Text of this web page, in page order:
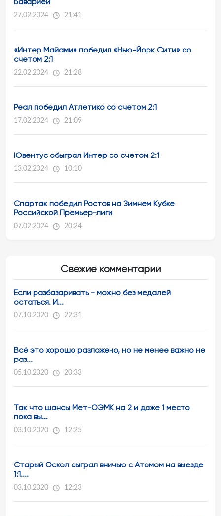
27.02.2024 21:41
«Интер Майами» победил «Нью-Йорк Сити» со
счетом 2:1
22.02.2024 21:28
Реал победил Атлетико со счетом 2:1
17.02.2024 21:09
Ювентус обыграл Интер со счетом 2:1
13.02.2024 10:10
Спартак победил Ростов на Зимнем Кубке
Российской Премьер-лиги
07.02.2024 20:24
Свежие комментарии
Если разбазаривать - можно без медалей
остаться. И...
07.10.2020 22:31
Всё это хорошо разложено, но не менее важно не
раз...
05.10.2020 20:33
Так что шансы Мет-ОЭМК на 2 и даже 1 место
пока вы...
03.10.2020 12:25
Старый Оскол сыграл вничью с Атомом на выезде
1:1....
03.10.2020 12:23